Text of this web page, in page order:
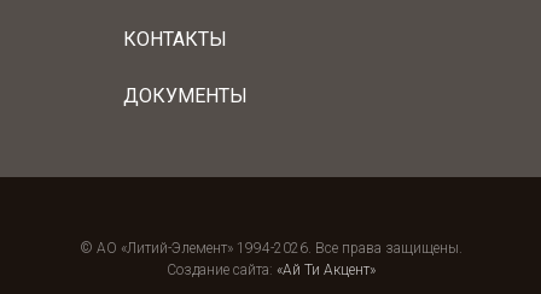
КОНТАКТЫ
ДОКУМЕНТЫ
© АО «Литий-Элемент» 1994-2026. Все права защищены.
Создание сайта: «Ай Ти Акцент»